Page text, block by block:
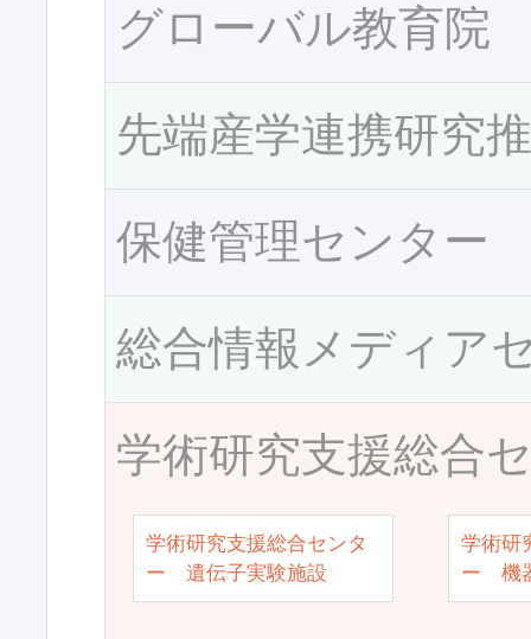
グローバル教育院
先端産学連携研究
保健管理センター
総合情報メディア
学術研究支援総合
学術研究支援総合センタ
ー 遺伝子実験施設
学術研
ー 機